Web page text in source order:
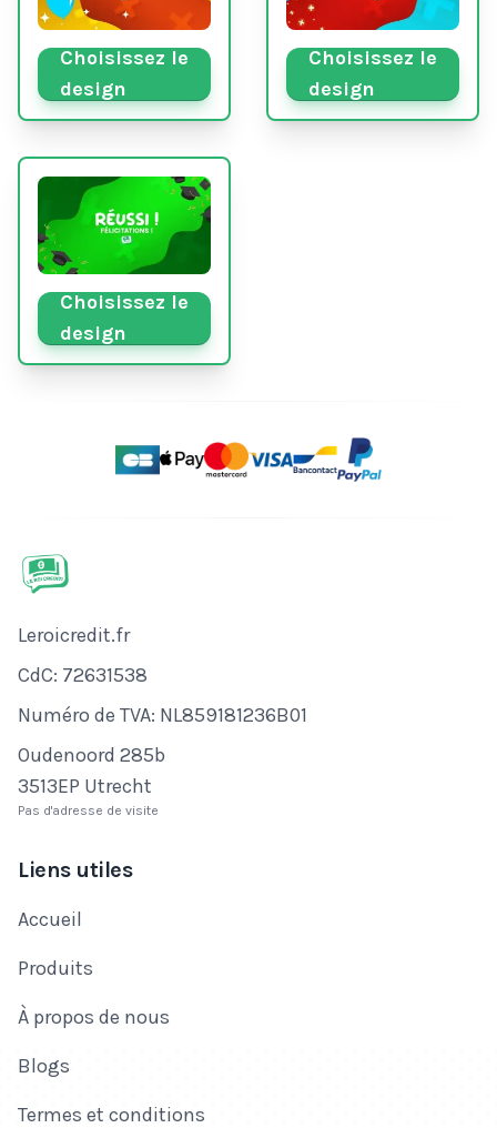
Choisissez le
design
Choisissez le
design
Choisissez le
design
Nom de l'entreprise
Leroicredit.fr
Numéro de CdC
CdC: 72631538
Numéro de TVA
Numéro de TVA: NL859181236B01
Adresse
Oudenoord 285b
3513EP Utrecht
Pas d'adresse de visite
Liens utiles
Accueil
Produits
À propos de nous
Blogs
Termes et conditions